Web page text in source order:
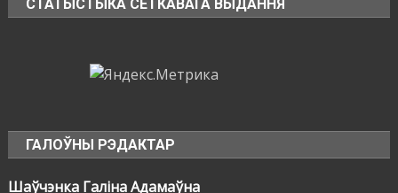
СТАТЫСТЫКА СЕТКАВАГА ВЫДАННЯ
ГАЛОЎНЫ РЭДАКТАР
Шаўчэнка Галіна Адамаўна